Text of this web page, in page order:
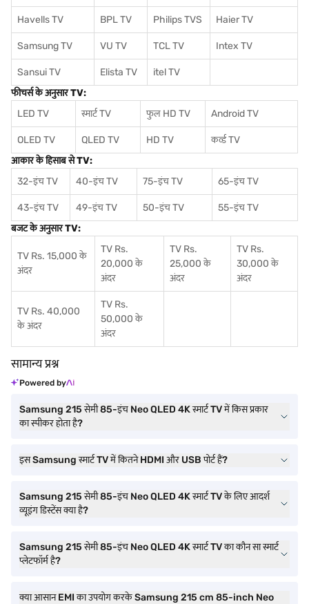
Havells TV BPL TV Philips TVS Haier TV
Samsung TV VU TV TCL TV Intex TV
Sansui TV Elista TV
itel TV
फीचर्स के अनुसार TV:
LED TV
स्मार्ट TV फुल HD TV Android TV
OLED TV QLED TV HD TV
कर्व्ड TV
आकार के हिसाब से TV:
32-इंच TV
40-इंच TV 75-इंच TV 65-इंच TV
43-इंच TV 49-इंच TV 50-इंच TV
55-इंच TV
बजट के अनुसार TV:
TV Rs. 15,000 के
अंदर
TV Rs.
20,000 के
अंदर
TV Rs.
25,000 के
अंदर
TV Rs.
30,000 के
अंदर
TV Rs. 40,000
के अंदर
TV Rs.
50,000 के
अंदर
सामान्य प्रश्न
Powered by
Samsung 215 सेमी 85-इंच Neo QLED 4K स्मार्ट TV में किस प्रकार
का स्पीकर होता है?
इस Samsung स्मार्ट TV में कितने HDMI और USB पोर्ट हैं?
Samsung 215 सेमी 85-इंच Neo QLED 4K स्मार्ट TV के लिए आदर्श
व्यूइंग डिस्टेंस क्या है?
Samsung 215 सेमी 85-इंच Neo QLED 4K स्मार्ट TV का कौन सा स्मार्ट
प्लेटफॉर्म है?
क्या आसान EMI का उपयोग करके Samsung 215 cm 85-inch Neo